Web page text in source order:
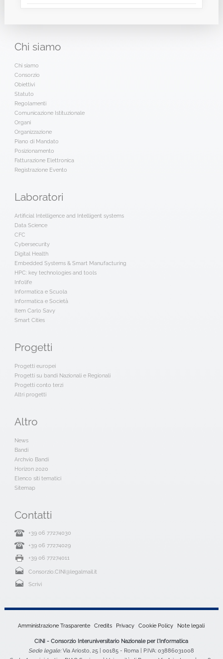
Chi siamo
Chi siamo
Consorzio
Obiettivi
Statuto
Regolamenti
Comunicazione Istituzionale
Organi
Organizzazione
Piano di Mandato
Posizionamento
Fatturazione Elettronica
Registrazione Evento
Laboratori
Artificial Intelligence and Intelligent systems
Data Science
CFC
Cybersecurity
Digital Health
Embedded Systems & Smart Manufacturing
HPC: key technologies and tools
Infolife
Informatica e Scuola
Informatica e Società
Item Carlo Savy
Smart Cities
Progetti
Progetti europei
Progetti su bandi Nazionali e Regionali
Progetti conto terzi
Altri progetti
Altro
News
Bandi
Archvio Bandi
Horizon 2020
Elenco siti tematici
Sitemap
Contatti
+39 06 77274030
+39 06 77274029
+39 06 77274011
Consorzio.CINI@legalmail.it
Scrivi
Amministrazione Trasparente Credits Privacy Cookie Policy Note legali
CINI - Consorzio Interuniversitario Nazionale per l'Informatica
Sede legale:Via Ariosto, 25 | 00185 - Roma | P.IVA: 03886031008